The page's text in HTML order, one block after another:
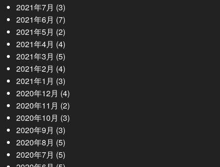
2021年7月 (3)
2021年6月 (7)
2021年5月 (2)
2021年4月 (4)
2021年3月 (5)
2021年2月 (4)
2021年1月 (3)
2020年12月 (4)
2020年11月 (2)
2020年10月 (3)
2020年9月 (3)
2020年8月 (5)
2020年7月 (5)